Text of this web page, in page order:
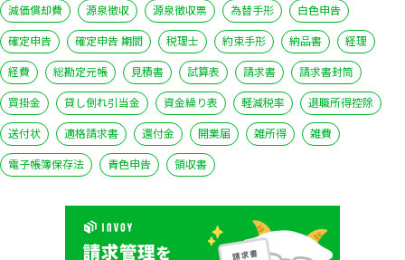
減価償却費
源泉徴収 源泉徴収票 為替手形
白色申告
確定申告
確定申告 期間 税理士 約束手形 納品書
経理
経費
総勘定元帳 見積書 試算表 請求書
請求書封筒
買掛金
貸し倒れ引当金 資金繰り表 軽減税率
退職所得控除
送付状
適格請求書 還付金 開業届 雑所得
雑費
電子帳簿保存法
青色申告 領収書